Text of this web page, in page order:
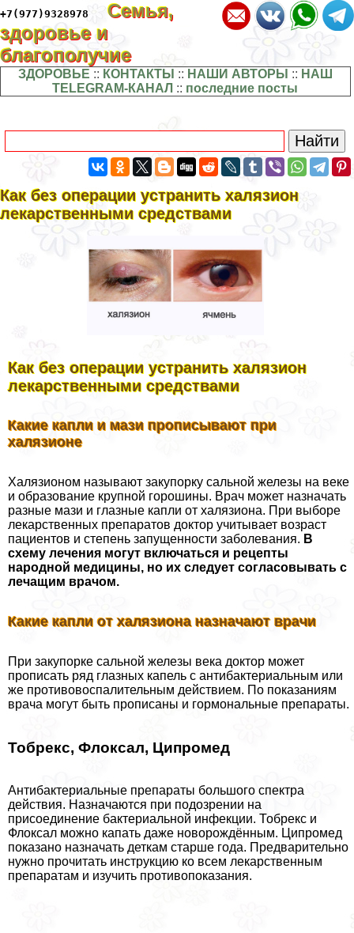
+7(977)9328978
Семья,
здоровье и
благополучие
ЗДОРОВЬЕ :: КОНТАКТЫ :: НАШИ АВТОРЫ :: НАШ
TELEGRAM-КАНАЛ :: последние посты
Как без операции устранить халязион
лекарственными средствами
Как без операции устранить халязион
лекарственными средствами
​Какие капли и мази прописывают при
халязионе
Халязионом называют закупорку сальной железы на веке
и образование крупной горошины. Врач может назначать
разные мази и глазные капли от халязиона. При выборе
лекарственных препаратов доктор учитывает возраст
пациентов и степень запущенности заболевания. В
схему лечения могут включаться и рецепты
народной медицины, но их следует согласовывать с
лечащим врачом.
Какие капли от халязиона назначают врачи
При закупорке сальной железы века доктор может
прописать ряд глазных капель с антибактериальным или
же противовоспалительным действием. По показаниям
врача могут быть прописаны и гормональные препараты.
Тобрекс, Флоксал, Ципромед
Антибактериальные препараты большого спектра
действия. Назначаются при подозрении на
присоединение бактериальной инфекции. Тобрекс и
Флоксал можно капать даже новорождённым. Ципромед
показано назначать деткам старше года. Предварительно
нужно прочитать инструкцию ко всем лекарственным
препаратам и изучить противопоказания.